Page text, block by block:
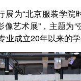
展为“北京服装学院
艺术展”，主题为
业成立20年以来的学